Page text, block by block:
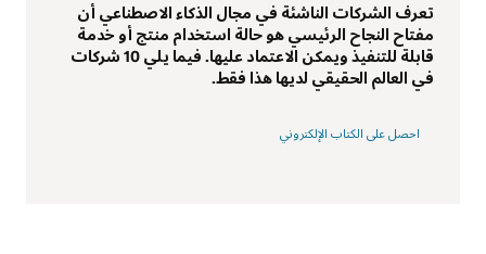
تعرف الشركات الناشئة في مجال الذكاء الاصطناعي أن
مفتاح النجاح الرئيسي هو حالة استخدام منتج أو خدمة
قابلة للتنفيذ ويمكن الاعتماد عليها. فيما يلي 10 شركات
في العالم الحقيقي لديها هذا فقط.
احصل على الكتاب الإلكتروني